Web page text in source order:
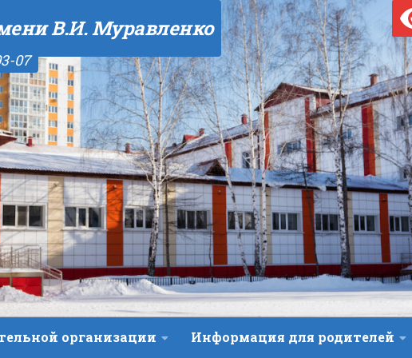
В.И. Муравленко
07
организации Информация для родителей